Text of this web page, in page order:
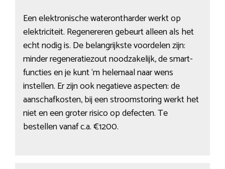
Een elektronische waterontharder werkt op
elektriciteit. Regenereren gebeurt alleen als het
echt nodig is. De belangrijkste voordelen zijn:
minder regeneratiezout noodzakelijk, de smart-
functies en je kunt ‘m helemaal naar wens
instellen. Er zijn ook negatieve aspecten: de
aanschafkosten, bij een stroomstoring werkt het
niet en een groter risico op defecten. Te
bestellen vanaf c.a. €1200.